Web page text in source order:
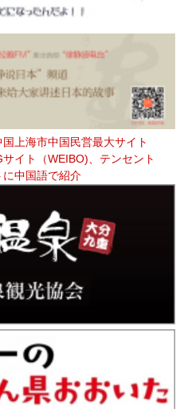
上海市中国民営最大サイト
イト（WEIBO)、テンセント
中国語で紹介